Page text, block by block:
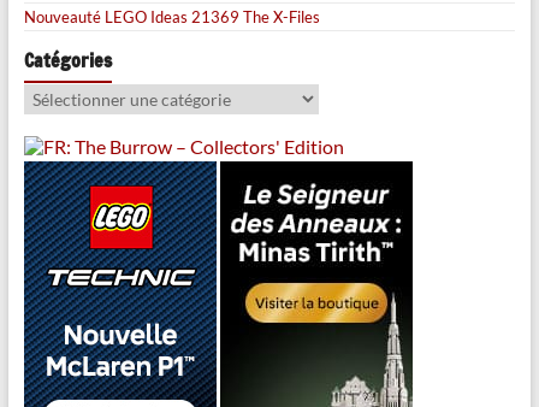
Nouveauté LEGO Ideas 21369 The X-Files
Catégories
Catégories